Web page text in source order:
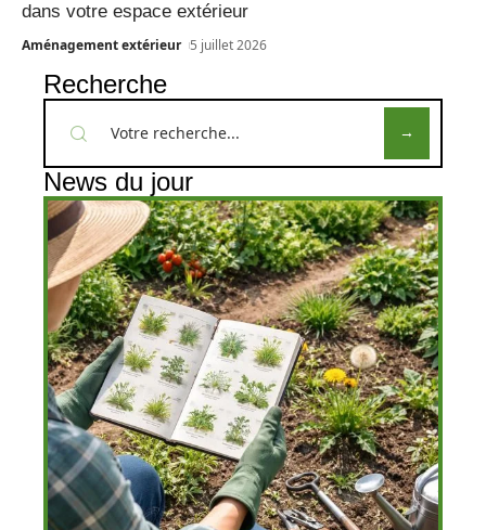
dans votre espace extérieur
Aménagement extérieur 5 juillet 2026
Recherche
News du jour